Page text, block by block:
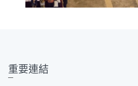
重要連結